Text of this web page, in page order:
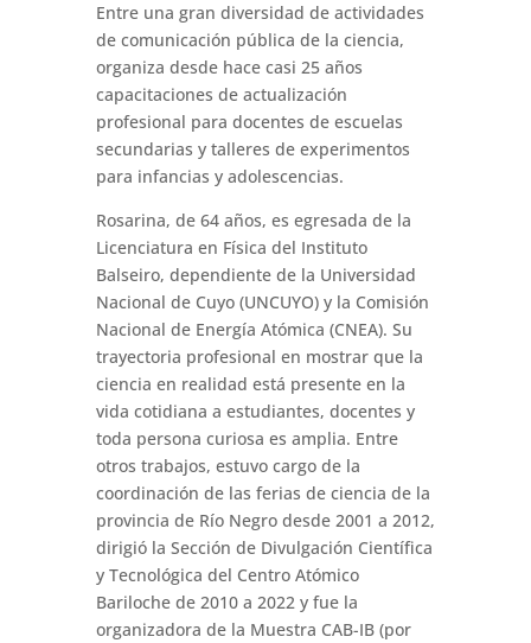
Entre una gran diversidad de actividades
de comunicación pública de la ciencia,
organiza desde hace casi 25 años
capacitaciones de actualización
profesional para docentes de escuelas
secundarias y talleres de experimentos
para infancias y adolescencias.
Rosarina, de 64 años, es egresada de la
Licenciatura en Física del Instituto
Balseiro, dependiente de la Universidad
Nacional de Cuyo (UNCUYO) y la Comisión
Nacional de Energía Atómica (CNEA). Su
trayectoria profesional en mostrar que la
ciencia en realidad está presente en la
vida cotidiana a estudiantes, docentes y
toda persona curiosa es amplia. Entre
otros trabajos, estuvo cargo de la
coordinación de las ferias de ciencia de la
provincia de Río Negro desde 2001 a 2012,
dirigió la Sección de Divulgación Científica
y Tecnológica del Centro Atómico
Bariloche de 2010 a 2022 y fue la
organizadora de la Muestra CAB-IB (por